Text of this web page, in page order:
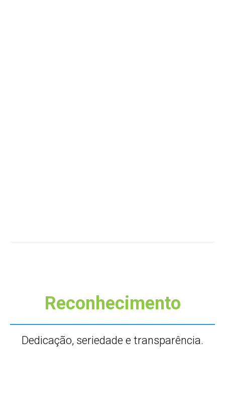
Reconhecimento
Dedicação, seriedade e transparência.